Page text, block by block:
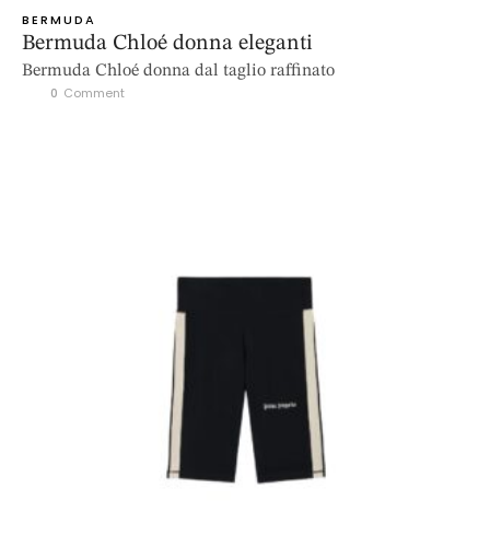
BERMUDA
Bermuda Chloé donna eleganti
Bermuda Chloé donna dal taglio raffinato
0 Comment